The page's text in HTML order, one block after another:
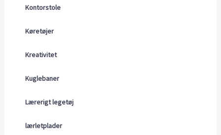
Kontorstole
Køretøjer
Kreativitet
Kuglebaner
Lærerigt legetøj
lærletplader